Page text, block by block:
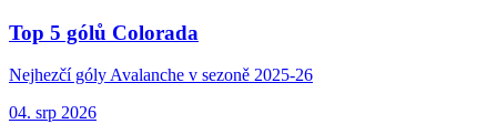
Top 5 gólů Colorada
Nejhezčí góly Avalanche v sezoně 2025-26
04. srp 2026